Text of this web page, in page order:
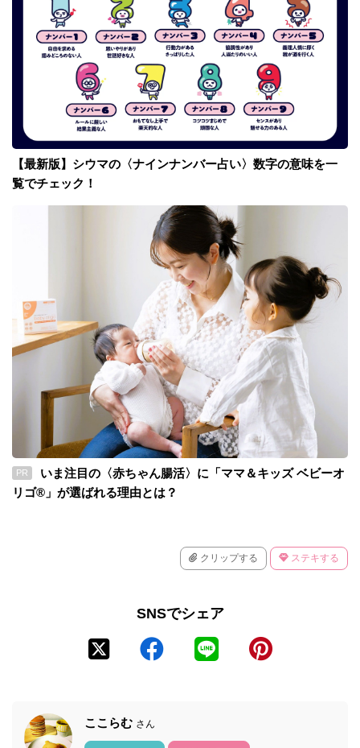
【最新版】シウマの〈ナインナンバー占い〉数字の意味を一
覧でチェック！
PR
いま注目の〈赤ちゃん腸活〉に「ママ＆キッズ ベビーオ
リゴ®」が選ばれる理由とは？
クリップする ステキする
SNSでシェア
ここらむ さん